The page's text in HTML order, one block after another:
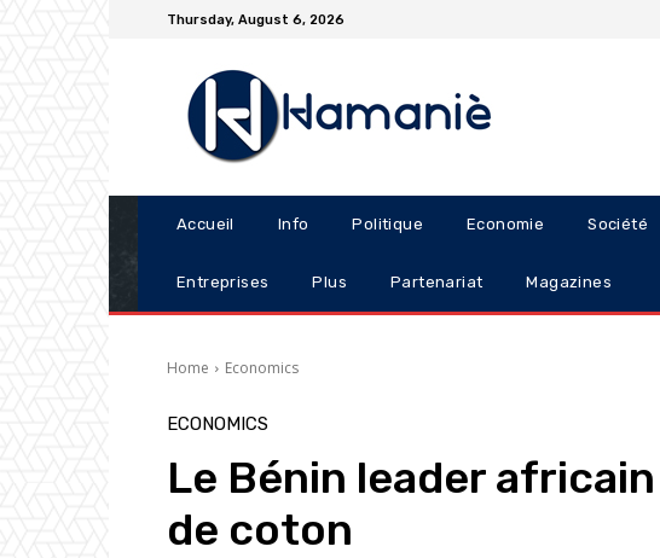
Thursday, August 6, 2026
Accueil Info Politique Economie Société
Entreprises Plus Partenariat Magazines
Home Economics
ECONOMICS
Le Bénin leader
de coton